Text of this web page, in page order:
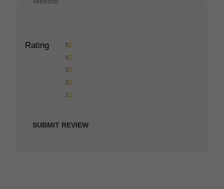
Rating
5
4
3
2
1